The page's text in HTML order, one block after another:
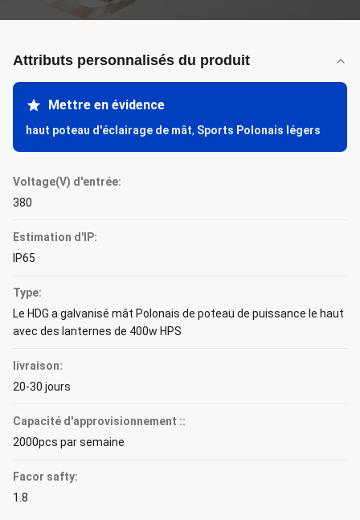
Attributs personnalisés du produit
Mettre en évidence
haut poteau d'éclairage de mât, Sports Polonais légers
Voltage(V) d'entrée:
380
Estimation d'IP:
IP65
Type:
Le HDG a galvanisé mât Polonais de poteau de puissance le haut
avec des lanternes de 400w HPS
livraison:
20-30 jours
Capacité d'approvisionnement ::
2000pcs par semaine
Facor safty:
1.8